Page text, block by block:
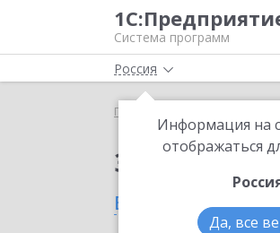
Система программ
Россия
Информация на
отображаться
Да, все
Главная
Заказать
в Витебске